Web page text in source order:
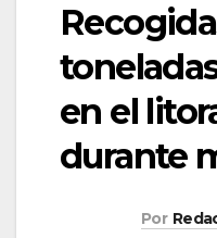
en el
durante
Por